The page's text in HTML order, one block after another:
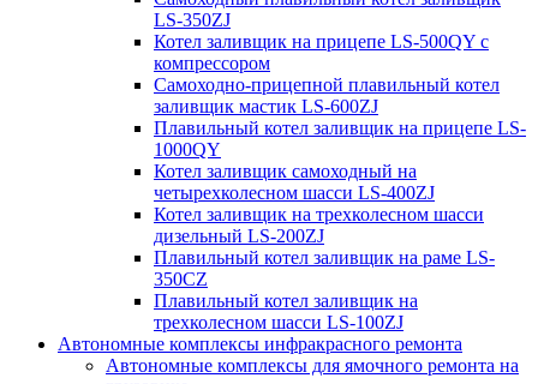
LS-350ZJ
Котел заливщик на прицепе LS-500QY с
компрессором
Самоходно-прицепной плавильный котел
заливщик мастик LS-600ZJ
Плавильный котел заливщик на прицепе LS-
1000QY
Котел заливщик самоходный на
четырехколесном шасси LS-400ZJ
Котел заливщик на трехколесном шасси
дизельный LS-200ZJ
Плавильный котел заливщик на раме LS-
350CZ
Плавильный котел заливщик на
трехколесном шасси LS-100ZJ
Автономные комплексы инфракрасного ремонта
Автономные комплексы для ямочного ремонта на